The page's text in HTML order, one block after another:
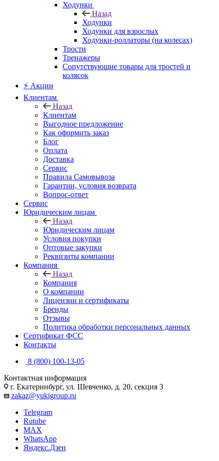
Ходунки
Назад
Ходунки
Ходунки для взрослых
Ходунки-роллаторы (на колесах)
Трости
Тренажеры
Сопутствующие товары для тростей и
колясок
⚡ Акции
Клиентам
Назад
Клиентам
Выгодное предложение
Как оформить заказ
Блог
Оплата
Доставка
Сервис
Правила Самовывоза
Гарантии, условия возврата
Вопрос-ответ
Сервис
Юридическим лицам
Назад
Юридическим лицам
Условия покупки
Оптовые закупки
Реквизиты компании
Компания
Назад
Компания
О компании
Лицензии и сертификаты
Бренды
Отзывы
Политика обработки персональных данных
Сертификат ФСС
Контакты
8 (800) 100-13-05
Контактная информация
г. Екатеринбург, ул. Шевченко, д. 20, секция 3
zakaz@yukigroup.ru
Telegram
Rutube
MAX
WhatsApp
Яндекс.Дзен